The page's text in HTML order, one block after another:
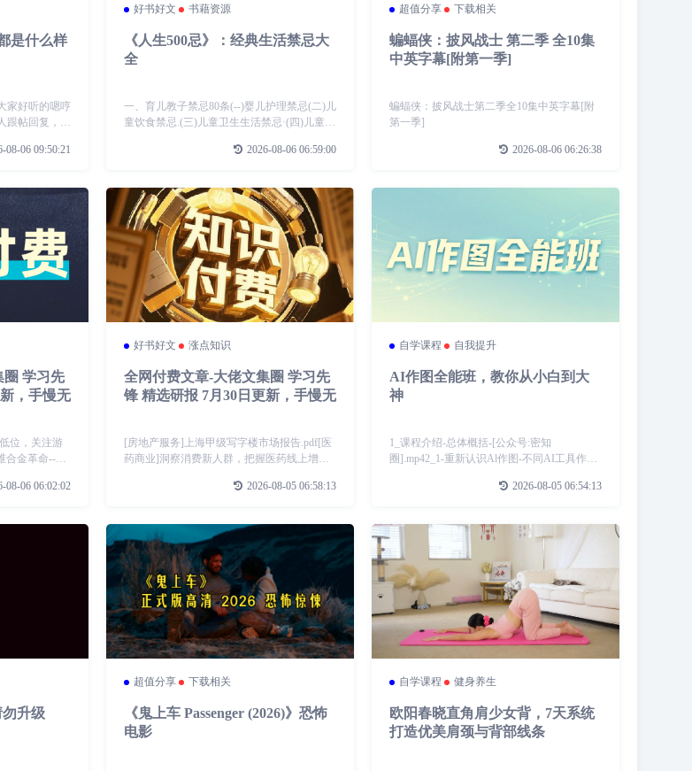
是什么样
家好听的嗯哼
帖回复，其
08-06 09:50:21
好书好文 书藉资源
《人生500忌》：经典生活禁忌大
全
一、育儿教子禁忌80条(--)婴儿护理禁忌(二)儿
童饮食禁忌.(三)儿童卫生生活禁忌·(四)儿童打
禁忌...(七)儿童教育禁忌..(八)儿童运动禁忌.
2026-08-06 06:59:00
超值分享 下载相关
蝙蝠侠：披风战士 第二季 全10集
中英字幕[附第一季]
蝙蝠侠：披风战士第二季全10集中英字幕[附
第一季]
2026-08-06 06:26:38
圈 学习先
，手慢无
位，关注游
金革命--耐
地产行业:新
08-06 06:02:02
好书好文 涨点知识
全网付费文章-大佬文集圈 学习先
锋 精选研报 7月30日更新，手慢无
[房地产服务]上海甲级写字楼市场报告.pdf[医
药商业]洞察消费新人群，把握医药线上增长
报告.pdf[IT服务I]2026上半年国内AI剧漫剧数
2026-08-05 06:58:13
自学课程 自我提升
AI作图全能班，教你从小白到大
神
1_课程介绍-总体概括-[公众号:密知
圈].mp42_1-重新认识Al作图-不同AI工具作用
能轻松掌握的作图方法!-.mp44_3-作图实操!高
2026-08-05 06:54:13
升级
超值分享 下载相关
《鬼上车 Passenger (2026)》恐怖
电影
自学课程 健身养生
欧阳春晓直角肩少女背，7天系统
打造优美肩颈与背部线条